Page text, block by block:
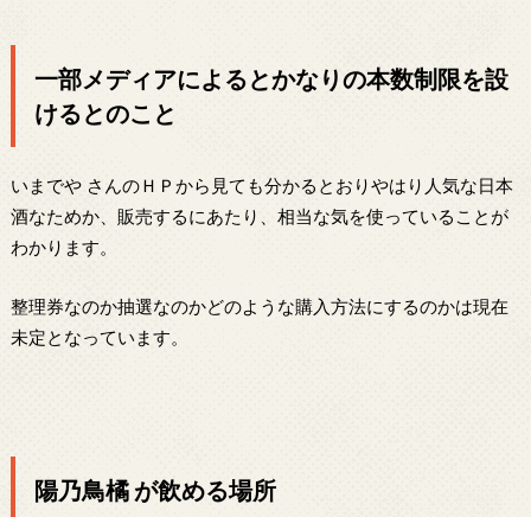
一部メディアによるとかなりの本数制限を設
けるとのこと
いまでや さんのＨＰから見ても分かるとおりやはり人気な日本
酒なためか、販売するにあたり、相当な気を使っていることが
わかります。
整理券なのか抽選なのかどのような購入方法にするのかは現在
未定となっています。
陽乃鳥橘 が飲める場所